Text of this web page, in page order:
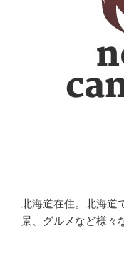
北海道在住。北海道
景、グルメなど様々